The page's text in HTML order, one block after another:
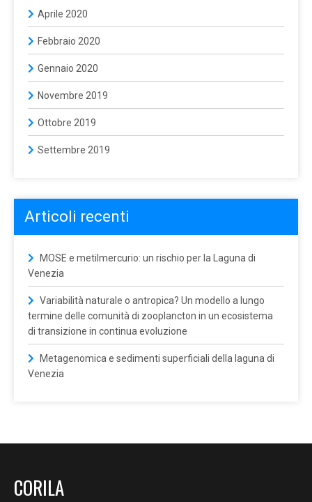
Aprile 2020
Febbraio 2020
Gennaio 2020
Novembre 2019
Ottobre 2019
Settembre 2019
Articoli recenti
MOSE e metilmercurio: un rischio per la Laguna di
Venezia
Variabilità naturale o antropica? Un modello a lungo
termine delle comunità di zooplancton in un ecosistema
di transizione in continua evoluzione
Metagenomica e sedimenti superficiali della laguna di
Venezia
CORILA